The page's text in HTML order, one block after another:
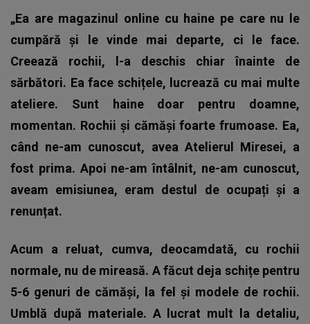
„Ea are magazinul online cu haine pe care nu le
cumpără și le vinde mai departe, ci le face.
Creează rochii, l-a deschis chiar înainte de
sărbători. Ea face schițele, lucrează cu mai multe
ateliere. Sunt haine doar pentru doamne,
momentan. Rochii și cămăși foarte frumoase. Ea,
când ne-am cunoscut, avea Atelierul Miresei, a
fost prima. Apoi ne-am întâlnit, ne-am cunoscut,
aveam emisiunea, eram destul de ocupați și a
renunțat.
Acum a reluat, cumva, deocamdată, cu rochii
normale, nu de mireasă. A făcut deja schițe pentru
5-6 genuri de cămăși, la fel și modele de rochii.
Umblă după materiale. A lucrat mult la detaliu,